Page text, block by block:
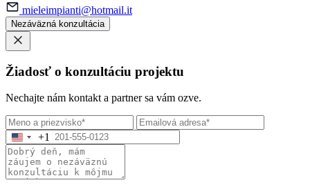
mieleimpianti@hotmail.it
Nezáväzná konzultácia
Žiadosť o konzultáciu projektu
Nechajte nám kontakt a partner sa vám ozve.
+1